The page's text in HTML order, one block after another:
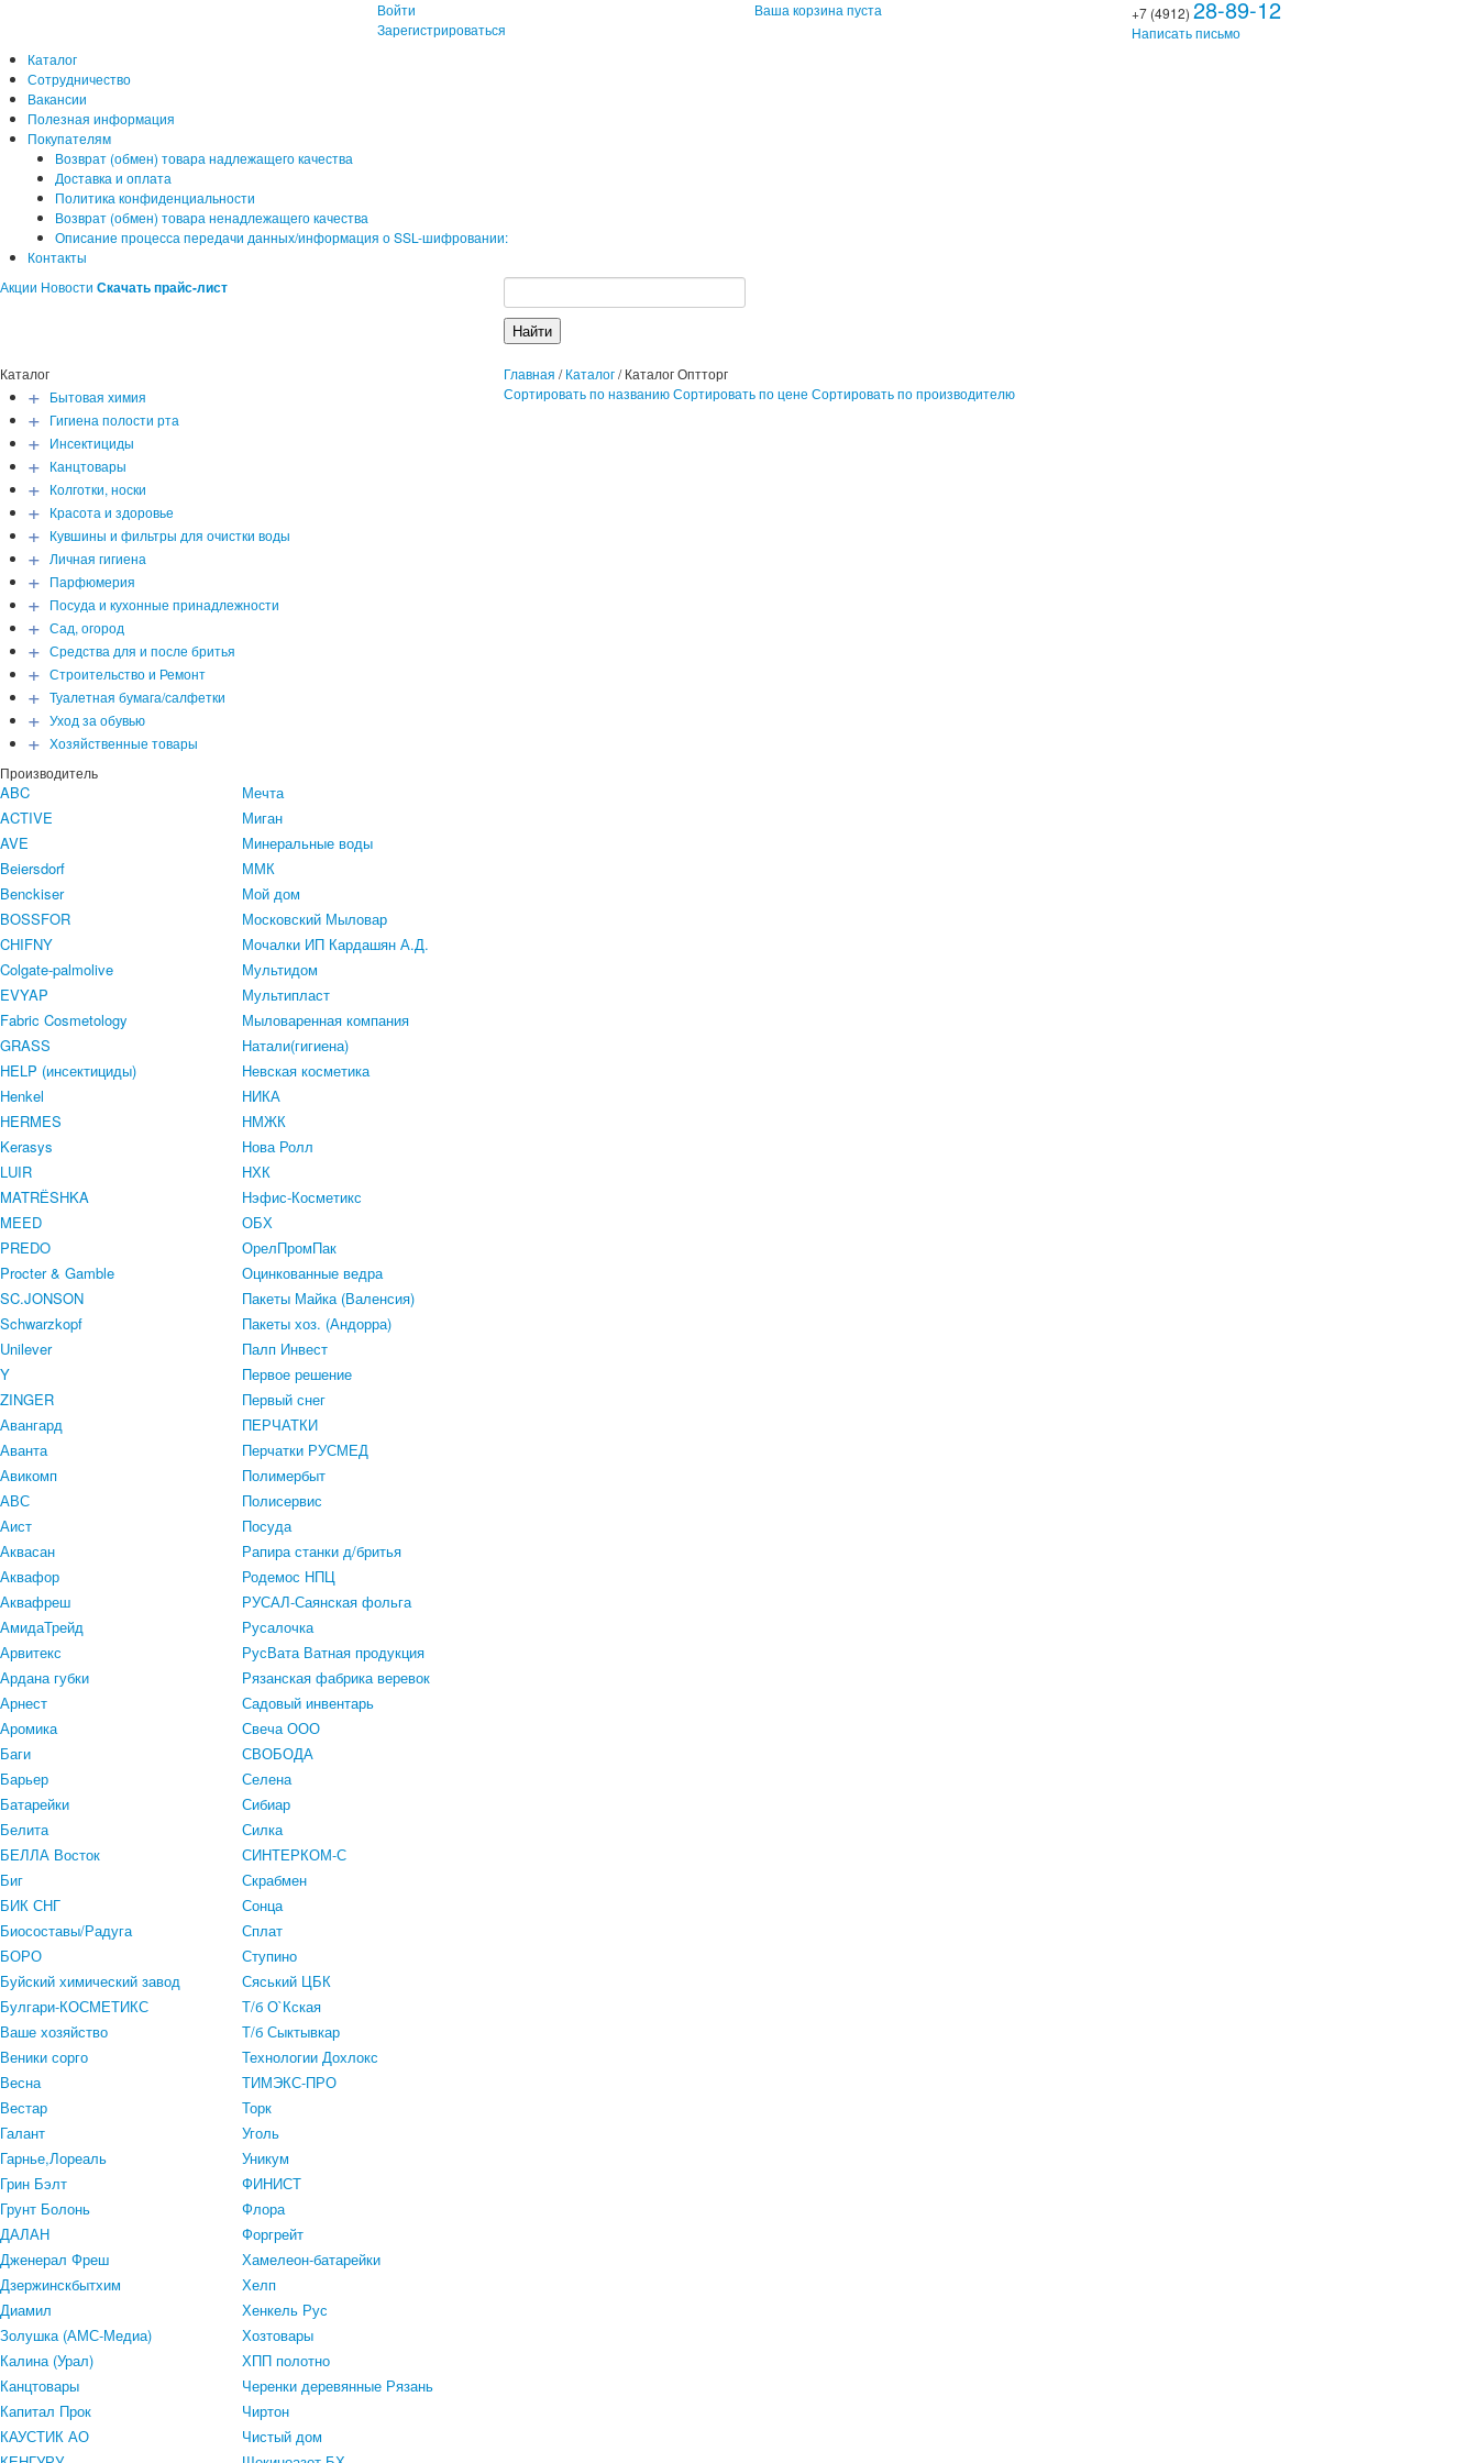
Войти
Зарегистрироваться
Ваша корзина пуста +7 (4912)28-89-12
Написать письмо
Каталог
Сотрудничество
Вакансии
Полезная информация
Покупателям
Возврат (обмен) товара надлежащего качества
Доставка и оплата
Политика конфиденциальности
Возврат (обмен) товара ненадлежащего качества
Описание процесса передачи данных/информация о SSL-шифровании:
Контакты
Акции Новости Скачать прайс-лист
Каталог
+ Бытовая химия
+ Гигиена полости рта
+ Инсектициды
+ Канцтовары
+ Колготки, носки
+ Красота и здоровье
+ Кувшины и фильтры для очистки воды
+ Личная гигиена
+ Парфюмерия
+ Посуда и кухонные принадлежности
+ Сад, огород
+ Средства для и после бритья
+ Строительство и Ремонт
+ Туалетная бумага/салфетки
+ Уход за обувью
+ Хозяйственные товары
Производитель
ABC
ACTIVE
AVE
Beiersdorf
Benckiser
BOSSFOR
CHIFNY
Colgate-palmolive
EVYAP
Fabric Cosmetology
GRASS
HELP (инсектициды)
Henkel
HERMES
Kerasys
LUIR
MATRЁSHKA
MEED
PREDO
Procter & Gamble
SC.JONSON
Schwarzkopf
Unilever
Y
ZINGER
Авангард
Аванта
Авикомп
АВС
Аист
Аквасан
Аквафор
Аквафреш
АмидаТрейд
Арвитекс
Ардана губки
Арнест
Аромика
Баги
Барьер
Батарейки
Белита
БЕЛЛА Восток
Биг
БИК СНГ
Биосоставы/Радуга
БОРО
Буйский химический завод
Булгари-КОСМЕТИКС
Ваше хозяйство
Веники сорго
Весна
Вестар
Галант
Гарнье,Лореаль
Грин Бэлт
Грунт Болонь
ДАЛАН
Дженерал Фреш
Дзержинскбытхим
Диамил
Золушка (АМС-Медиа)
Калина (Урал)
Канцтовары
Капитал Прок
КАУСТИК АО
Мечта
Миган
Минеральные воды
ММК
Мой дом
Московский Мыловар
Мочалки ИП Кардашян А.Д.
Мультидом
Мультипласт
Мыловаренная компания
Натали(гигиена)
Невская косметика
НИКА
НМЖК
Нова Ролл
НХК
Нэфис-Косметикс
ОБХ
ОрелПромПак
Оцинкованные ведра
Пакеты Майка (Валенсия)
Пакеты хоз. (Андорра)
Палп Инвест
Первое решение
Первый снег
ПЕРЧАТКИ
Перчатки РУСМЕД
Полимербыт
Полисервис
Посуда
Рапира станки д/бритья
Родемос НПЦ
РУСАЛ-Саянская фольга
Русалочка
РусВата Ватная продукция
Рязанская фабрика веревок
Садовый инвентарь
Свеча ООО
СВОБОДА
Селена
Сибиар
Силка
СИНТЕРКОМ-С
Скрабмен
Сонца
Сплат
Ступино
Сяський ЦБК
Т/б О`Кская
Т/б Сыктывкар
Технологии Дохлокс
ТИМЭКС-ПРО
Торк
Уголь
Уникум
ФИНИСТ
Флора
Форгрейт
Хамелеон-батарейки
Хелп
Хенкель Рус
Хозтовары
ХПП полотно
Черенки деревянные Рязань
Чиртон
Чистый дом
Главная /Каталог/Каталог Оптторг
Сортировать по названию Сортировать по цене Сортировать по производителю